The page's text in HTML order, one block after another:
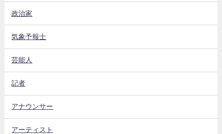
政治家
気象予報士
芸能人
記者
アナウンサー
アーティスト